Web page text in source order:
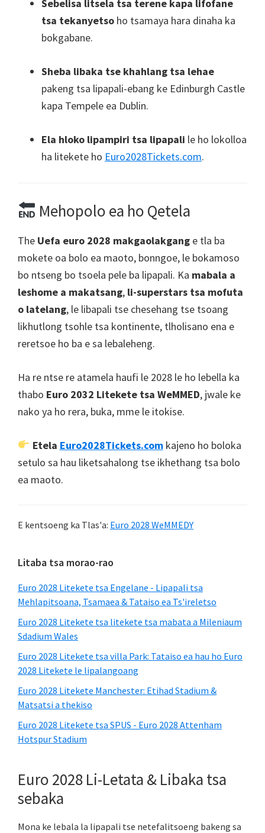
Sebelisa litsela tsa terene kapa lifofane
tsa tekanyetso ho tsamaya hara dinaha ka
bokgabane.
Sheba libaka tse khahlang tsa lehae
pakeng tsa lipapali-ebang ke Edinburgh Castle
kapa Tempele ea Dublin.
Ela hloko lipampiri tsa lipapali le ho lokolloa
ha litekete ho Euro2028Tickets.com.
Mehopolo ea ho Qetela
The Uefa euro 2028 makgaolakgang e tla ba
mokete oa bolo ea maoto, bonngoe, le bokamoso
bo ntseng bo tsoela pele ba lipapali. Ka mabala a
leshome a makatsang, li-superstars tsa mofuta
o latelang, le libapali tse chesehang tse tsoang
likhutlong tsohle tsa kontinente, tlholisano ena e
reretsoe ho ba e sa lebaleheng.
Ha re ntse re atamela haufi le 2028 le ho lebella ka
thabo Euro 2032 Litekete tsa WeMMED, jwale ke
nako ya ho rera, buka, mme le itokise.
Etela Euro2028Tickets.comkajeno ho boloka
setulo sa hau liketsahalong tse ikhethang tsa bolo
ea maoto.
E kentsoeng ka Tlas'a: Euro 2028 WeMMEDY
Primary
Sidebar
Litaba tsa morao-rao
Euro 2028 Litekete tsa Engelane - Lipapali tsa
Mehlapitsoana, Tsamaea & Tataiso ea Ts'ireletso
Euro 2028 Litekete tsa litekete tsa mabata a Mileniaum
Sdadium Wales
Euro 2028 Litekete tsa villa Park: Tataiso ea hau ho Euro
2028 Litekete le lipalangoang
Euro 2028 Litekete Manchester: Etihad Stadium &
Matsatsi a thekiso
Euro 2028 Litekete tsa SPUS - Euro 2028 Attenham
Hotspur Stadium
Euro 2028 Li-Letata & Libaka tsa
sebaka
Mona ke lebala la lipapali tse netefalitsoeng bakeng sa